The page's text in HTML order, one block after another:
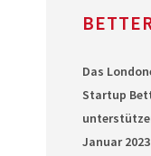
Das
Startup
Januar